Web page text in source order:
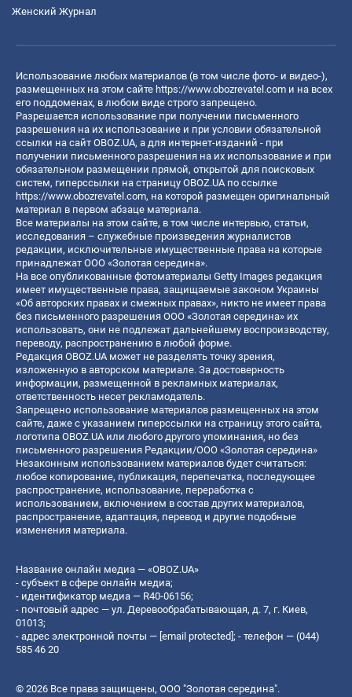
Женский Журнал
Использование любых материалов (в том числе фото- и видео-),
размещенных на этом сайте https://www.obozrevatel.com и на всех
его поддоменах, в любом виде строго запрещено.
Разрешается использование при получении письменного
разрешения на их использование и при условии обязательной
ссылки на сайт OBOZ.UA, а для интернет-изданий - при
получении письменного разрешения на их использование и при
обязательном размещении прямой, открытой для поисковых
систем, гиперссылки на страницу OBOZ.UA по ссылке
https://www.obozrevatel.com, на которой размещен оригинальный
материал в первом абзаце материала.
Все материалы на этом сайте, в том числе интервью, статьи,
исследования – служебные произведения журналистов
редакции, исключительные имущественные права на которые
принадлежат ООО «Золотая середина».
На все опубликованные фотоматериалы Getty Images редакция
имеет имущественные права, защищаемые законом Украины
«Об авторских правах и смежных правах», никто не имеет права
без письменного разрешения ООО «Золотая середина» их
использовать, они не подлежат дальнейшему воспроизводству,
переводу, распространению в любой форме.
Редакция OBOZ.UA может не разделять точку зрения,
изложенную в авторском материале. За достоверность
информации, размещенной в рекламных материалах,
ответственность несет рекламодатель.
Запрещено использование материалов размещенных на этом
сайте, даже с указанием гиперссылки на страницу этого сайта,
логотипа OBOZ.UA или любого другого упоминания, но без
письменного разрешения Редакции/ООО «Золотая середина»
Незаконным использованием материалов будет считаться:
любое копирование, публикация, перепечатка, последующее
распространение, использование, переработка с
использованием, включением в состав других материалов,
распространение, адаптация, перевод и другие подобные
изменения материала.
Название онлайн медиа — «OBOZ.UA»
- субъект в сфере онлайн медиа;
- идентификатор медиа — R40-06156;
- почтовый адрес — ул. Деревообрабатывающая, д. 7, г. Киев,
01013;
- адрес электронной почты — [email protected]; - телефон — (044)
585 46 20
© 2026 Все права защищены, ООО "Золотая середина".